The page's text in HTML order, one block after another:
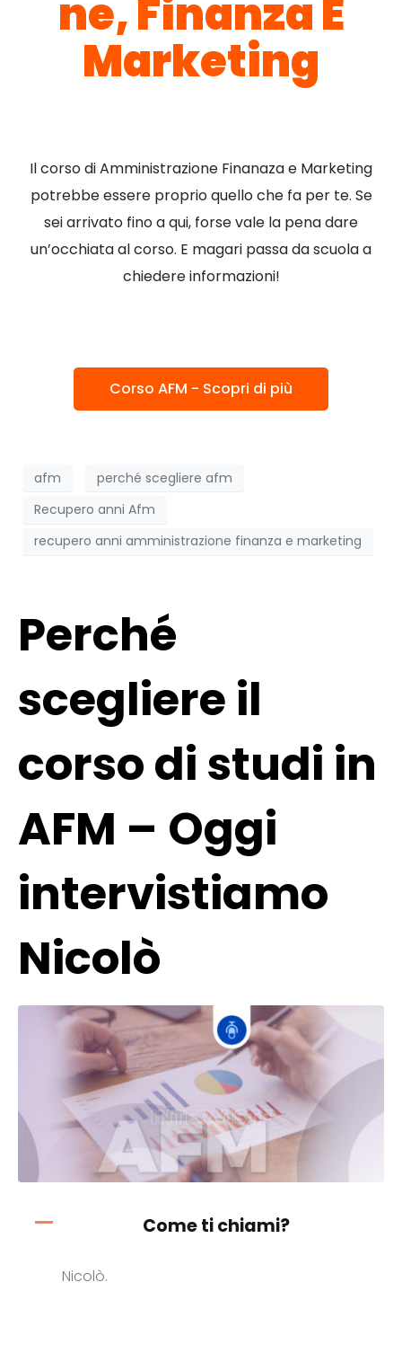
Ne, Finanza E
Marketing
Il corso di Amministrazione Finanaza e Marketing
potrebbe essere proprio quello che fa per te. Se
sei arrivato fino a qui, forse vale la pena dare
un’occhiata al corso. E magari passa da scuola a
chiedere informazioni!
Corso AFM - Scopri di più
afm
perché scegliere afm
Recupero anni Afm
recupero anni amministrazione finanza e marketing
Perché
scegliere il
corso di studi in
AFM – Oggi
intervistiamo
Nicolò
Come ti chiami?
Nicolò.